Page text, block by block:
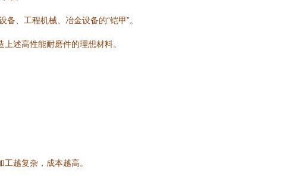
、工程机械、冶金设备的“铠甲”。
述高性能耐磨件的理想材料。
越复杂，成本越高。